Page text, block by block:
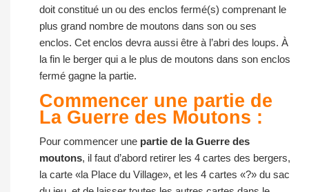
doit constitué un ou des enclos fermé(s) comprenant le
plus grand nombre de moutons dans son ou ses
enclos. Cet enclos devra aussi être à l’abri des loups. À
la fin le berger qui a le plus de moutons dans son enclos
fermé gagne la partie.
Commencer une partie de
La Guerre des Moutons :
Pour commencer une partie de la Guerre des
moutons, il faut d’abord retirer les 4 cartes des bergers,
la carte «la Place du Village», et les 4 cartes «?» du sac